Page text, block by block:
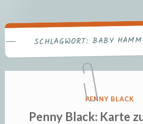
Tinkerswelt –
Freizeit und
SCHLAGWORT: BABY
PENNY BLACK
Penny Black: Karte